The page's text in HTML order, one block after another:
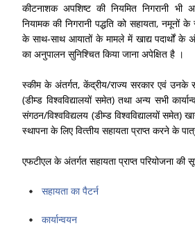
कीटनाशक अपशिष्‍ट की नियमित निगरानी भी
नियामक की निगरानी प‍द्धति को सहायता, नमूनों के
के साथ-साथ आयातों के मामले में खाद्य पदार्थों के
का अनुपालन सुनिश्चित किया जाना अपेक्षित है ।
स्‍कीम के अंतर्गत, केंद्रीय/राज्‍य सरकार एवं उनके
(डीम्‍ड विश्‍वविद्यालयों समेत) तथा अन्‍य सभी
संगठन/विश्‍वविद्यलय (डीम्‍ड विश्‍वविद्यालयों समेत)
स्‍थापना के लिए वित्‍तीय सहायता प्राप्‍त करने के
एफटीएल के अंतर्गत सहायता प्राप्‍त परियोजना की
सहायता का पैटर्न
कार्यान्वयन